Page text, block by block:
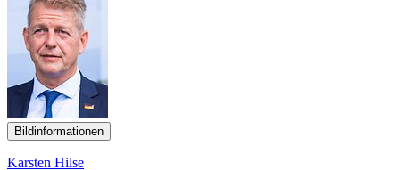
Bildinformationen
Karsten Hilse